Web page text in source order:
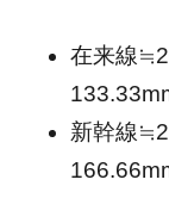
在来線
新幹線